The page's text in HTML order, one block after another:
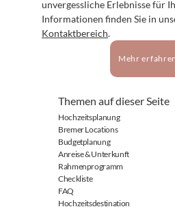
unvergessliche Erlebnisse für
Kontaktbereich.
Mehr erfahren
Themen auf dieser Seite
Hochzeitsplanung
Bremer Locations
Budgetplanung
Anreise & Unterkunft
Rahmenprogramm
Checkliste
FAQ
Hochzeitsdestination